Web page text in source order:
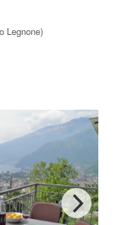
Legnone)